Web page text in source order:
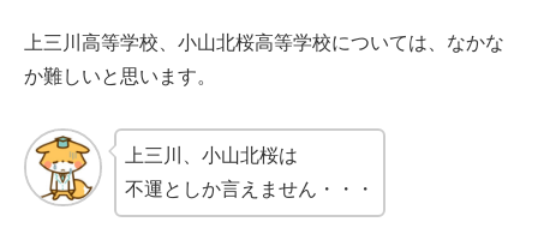
上三川高等学校、小山北桜高等学校については、なかな
か難しいと思います。
上三川、小山北桜は
不運としか言えません・・・